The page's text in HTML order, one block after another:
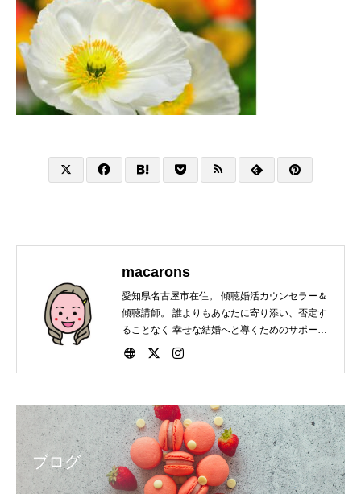
macarons
愛知県名古屋市在住。 傾聴婚活カウンセラー＆
傾聴講師。 誰よりもあなたに寄り添い、否定す
ることなく 幸せな結婚へと導くためのサポート
をしています。 会員・非会員関係なく結婚にま
ブログ